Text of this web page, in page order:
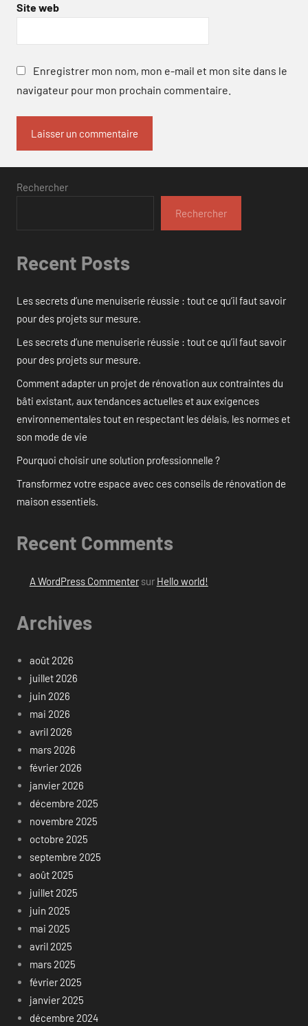
Site web
Enregistrer mon nom, mon e-mail et mon site dans le
navigateur pour mon prochain commentaire.
Rechercher
Rechercher
Recent Posts
Les secrets d’une menuiserie réussie : tout ce qu’il faut savoir
pour des projets sur mesure.
Les secrets d’une menuiserie réussie : tout ce qu’il faut savoir
pour des projets sur mesure.
Comment adapter un projet de rénovation aux contraintes du
bâti existant, aux tendances actuelles et aux exigences
environnementales tout en respectant les délais, les normes et
son mode de vie
Pourquoi choisir une solution professionnelle ?
Transformez votre espace avec ces conseils de rénovation de
maison essentiels.
Recent Comments
A WordPress Commentersur Hello world!
Archives
août 2026
juillet 2026
juin 2026
mai 2026
avril 2026
mars 2026
février 2026
janvier 2026
décembre 2025
novembre 2025
octobre 2025
septembre 2025
août 2025
juillet 2025
juin 2025
mai 2025
avril 2025
mars 2025
février 2025
janvier 2025
décembre 2024